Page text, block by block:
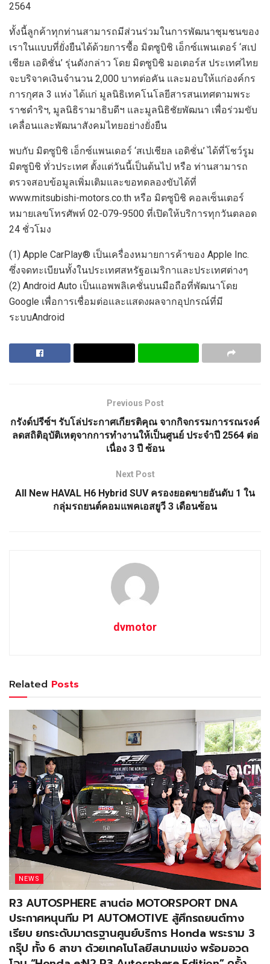
2564
ทั้งนี้ลูกค้าทุกท่านสามารถมีส่วนร่วมในการพัฒนาชุมชนของ
เราในแบบที่ยั่งยืนได้ด้วยการซื้อ มิตซูบิชิ เอ็กซ์แพนเดอร์ ‘สเป
เชียล เอดิชั่น’ รุ่นดังกล่าว โดย มิตซูบิชิ มอเตอร์ส ประเทศไทย
จะบริจาคเงินจำนวน 2,000 บาทต่อคัน และมอบให้แก่องค์กร
การกุศล 3 แห่ง ได้แก่ มูลนิธิเทคโนโลยีสารสนเทศตามพระ
ราชดำริฯ, มูลนิธิรามาธิบดีฯ และมูลนิธิชัยพัฒนา เพื่อร่วมขับ
เคลื่อนและพัฒนาสังคมไทยอย่างยั่งยืน
พบกับ มิตซูบิชิ เอ็กซ์แพนเดอร์ ‘สเปเชียล เอดิชั่น’ ได้ที่โชว์รูม
มิตซูบิชิ ทั่วประเทศ ตั้งแต่วันนี้เป็นต้นไป หรือ ท่านสามารถ
ตรวจสอบข้อมูลเพิ่มเติมและขอทดลองขับได้ที่
www.mitsubishi-motors.co.th หรือ มิตซูบิชิ คอลเซ็นเตอร์
หมายเลขโทรศัพท์ 02-079-9500 ที่เปิดให้บริการทุกวันตลอด
24 ชั่วโมง
(1) Apple CarPlay® เป็นเครื่องหมายการค้าของ Apple Inc.
ซึ่งจดทะเบียนทั้งในประเทศสหรัฐอเมริกาและประเทศต่างๆ
(2) Android Auto เป็นแอพพลิเคชั่นบนมือถือที่พัฒนาโดย
Google เพื่อการเชื่อมต่อและแสดงผลจากอุปกรณ์ที่มี
ระบบAndroid
Previous Post
กรังด์ปรีซ์ฯ รับโล่ประกาศเกียรติคุณ จากกิจกรรมการรณรงค์
ลดสถิติอุบัติเหตุจากการทำงานให้เป็นศูนย์ ประจำปี 2564 ต่อ
เนื่อง 3 ปี ซ้อน
Next Post
All New HAVAL H6 Hybrid SUV ครองยอดขายอันดับ 1 ใน
กลุ่มรถยนต์คอมแพคเอสยูวี 3 เดือนซ้อน
dvmotor
Related Posts
NEWS
R3 AUTOSPHERE สานต่อ MOTORSPORT DNA
ประกาศหนุนทีม P1 AUTOMOTIVE สู้ศึกรถยนต์ทาง
เรียบ ยกระดับมาตรฐานศูนย์บริการ Honda พระราม 3
กรุ๊ป ทั้ง 6 สาขา ด้วยเทคโนโลยีสนามแข่ง พร้อมอวด